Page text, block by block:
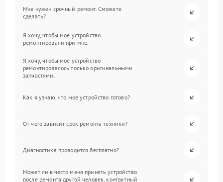
Мне нужен срочный ремонт. Сможете
сделать?
Я хочу, чтобы мое устройство
ремонтировали при мне.
Я хочу, чтобы мое устройство
ремонтировалось только оригинальными
запчастями.
Как я узнаю, что мое устройство готово?
От чего зависит срок ремонта техники?
Диагностика проводится бесплатно?
Может ли вместо меня принять устройство
после ремонта другой человек, контактный